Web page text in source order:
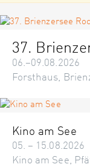
37.
06.–09.08.2026
Forsthaus,
Kino am See
05. – 15.08.2026
Kino am See,